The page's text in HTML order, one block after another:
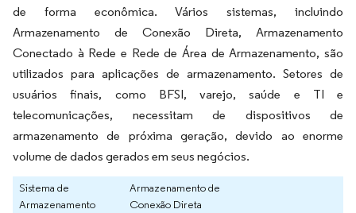
de forma econômica. Vários sistemas, incluindo
Armazenamento de Conexão Direta, Armazenamento
Conectado à Rede e Rede de Área de Armazenamento, são
utilizados para aplicações de armazenamento. Setores de
usuários finais, como BFSI, varejo, saúde e TI e
telecomunicações, necessitam de dispositivos de
armazenamento de próxima geração, devido ao enorme
volume de dados gerados em seus negócios.
Sistema de
Armazenamento
Armazenamento de
Conexão Direta